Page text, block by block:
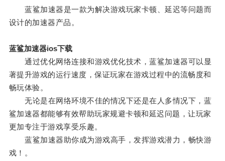
蓝鲨加速器是一款为解决游戏玩家卡顿、延迟等问题而
设计的加速器产品。
蓝鲨加速器ios下载
通过优化网络连接和游戏优化技术，蓝鲨加速器可以显
著提升游戏的运行速度，保证玩家在游戏过程中的流畅度和
畅玩体验。
无论是在网络环境不佳的情况下还是在人多情况下，蓝
鲨加速器都能够有效帮助玩家规避卡顿和延迟问题，让玩家
更加专注于游戏享受乐趣。
蓝鲨加速器助你成为游戏高手，发挥游戏潜力，畅快游
戏！。